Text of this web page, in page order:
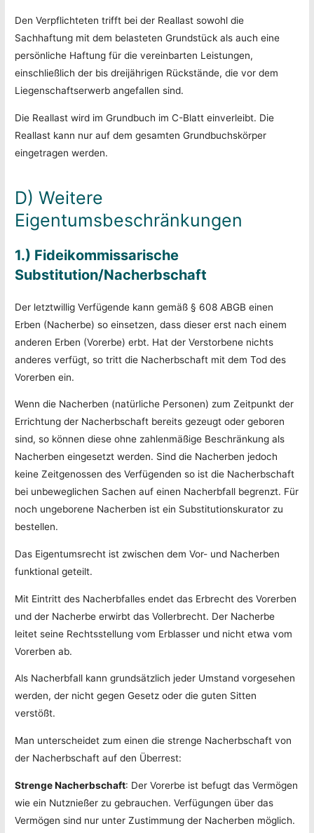
Den Verpflichteten trifft bei der Reallast sowohl die
Sachhaftung mit dem belasteten Grundstück als auch eine
persönliche Haftung für die vereinbarten Leistungen,
einschließlich der bis dreijährigen Rückstände, die vor dem
Liegenschaftserwerb angefallen sind.
Die Reallast wird im Grundbuch im C-Blatt einverleibt. Die
Reallast kann nur auf dem gesamten Grundbuchskörper
eingetragen werden.
D) Weitere
Eigentumsbeschränkungen
1.) Fideikommissarische
Substitution/Nacherbschaft
Der letztwillig Verfügende kann gemäß § 608 ABGB einen
Erben (Nacherbe) so einsetzen, dass dieser erst nach einem
anderen Erben (Vorerbe) erbt. Hat der Verstorbene nichts
anderes verfügt, so tritt die Nacherbschaft mit dem Tod des
Vorerben ein.
Wenn die Nacherben (natürliche Personen) zum Zeitpunkt der
Errichtung der Nacherbschaft bereits gezeugt oder geboren
sind, so können diese ohne zahlenmäßige Beschränkung als
Nacherben eingesetzt werden. Sind die Nacherben jedoch
keine Zeitgenossen des Verfügenden so ist die Nacherbschaft
bei unbeweglichen Sachen auf einen Nacherbfall begrenzt. Für
noch ungeborene Nacherben ist ein Substitutionskurator zu
bestellen.
Das Eigentumsrecht ist zwischen dem Vor- und Nacherben
funktional geteilt.
Mit Eintritt des Nacherbfalles endet das Erbrecht des Vorerben
und der Nacherbe erwirbt das Vollerbrecht. Der Nacherbe
leitet seine Rechtsstellung vom Erblasser und nicht etwa vom
Vorerben ab.
Als Nacherbfall kann grundsätzlich jeder Umstand vorgesehen
werden, der nicht gegen Gesetz oder die guten Sitten
verstößt.
Man unterscheidet zum einen die strenge Nacherbschaft von
der Nacherbschaft auf den Überrest:
Strenge Nacherbschaft: Der Vorerbe ist befugt das Vermögen
wie ein Nutznießer zu gebrauchen. Verfügungen über das
Vermögen sind nur unter Zustimmung der Nacherben möglich.